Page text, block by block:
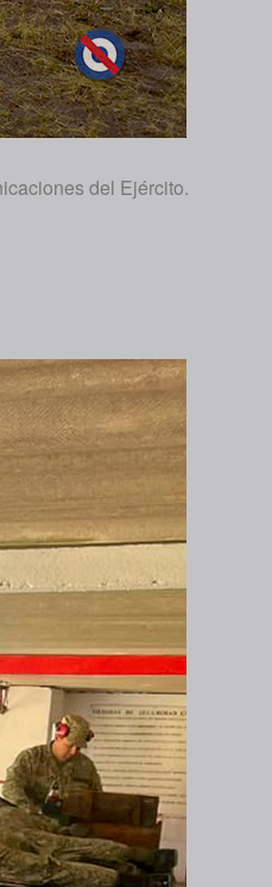
del Ejército.